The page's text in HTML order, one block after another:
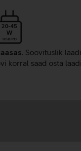
20-45
W
USB PD
. Soovituslik
korral saad osta